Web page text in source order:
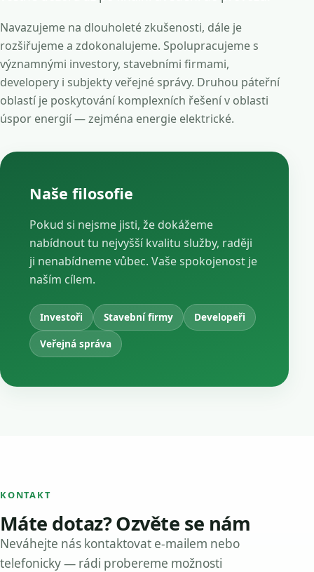
Navazujeme na dlouholeté zkušenosti, dále je
rozšiřujeme a zdokonalujeme. Spolupracujeme s
významnými investory, stavebními firmami,
developery i subjekty veřejné správy. Druhou páteřní
oblastí je poskytování komplexních řešení v oblasti
úspor energií — zejména energie elektrické.
Naše filosofie
Pokud si nejsme jisti, že dokážeme
nabídnout tu nejvyšší kvalitu služby, raději
ji nenabídneme vůbec. Vaše spokojenost je
naším cílem.
Investoři Stavební firmy
Developeři
Veřejná správa
KONTAKT
Máte dotaz? Ozvěte se nám
Neváhejte nás kontaktovat e-mailem nebo
telefonicky — rádi probereme možnosti